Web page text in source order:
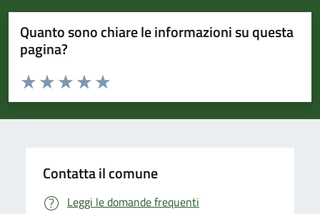
Quanto sono chiare le informazioni su questa
pagina?
Valuta da 1 a 5 stelle la pagina
Valuta 5 stelle su 5
Valuta 4 stelle su 5
Valuta 3 stelle su 5
Valuta 2 stelle su 5
Valuta 1 stelle su 5
Contatta il comune
Leggi le domande frequenti